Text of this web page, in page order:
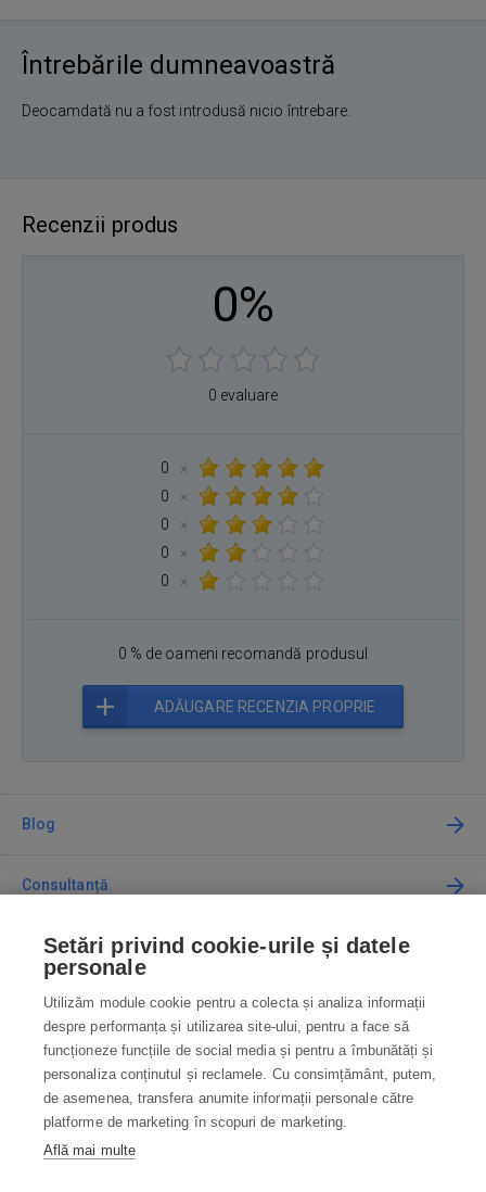
Întrebările dumneavoastră
Deocamdată nu a fost introdusă nicio întrebare.
Recenzii produs
0%
0 evaluare
0
×
0
×
0
×
0
×
0
×
0 % de oameni recomandă produsul
ADĂUGARE RECENZIA PROPRIE
Blog
Consultanță
Cum cumpăr
Contact
Contactați-ne
info@robotworld.ro
031 22 97 010
Setări privind cookie-urile și datele
personale
Utilizăm module cookie pentru a colecta și analiza informații
despre performanța și utilizarea site-ului, pentru a face să
funcționeze funcțiile de social media și pentru a îmbunătăți și
personaliza conținutul și reclamele. Cu consimțământ, putem,
de asemenea, transfera anumite informații personale către
platforme de marketing în scopuri de marketing.
Află mai multe